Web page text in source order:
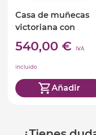
Casa de muñecas
victoriana con
540,00 € IVA
incluido
Añadir